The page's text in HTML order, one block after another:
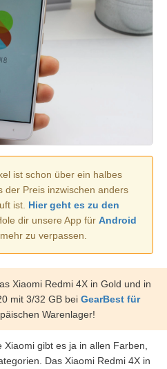
ist schon über ein halbes
der Preis inzwischen anders
ist. Hier geht es zu den
dir unsere App für Android
zu verpassen.
Xiaomi Redmi 4X in Gold und in
mit 3/32 GB bei GearBest für
Warenlager!
gibt es ja in allen Farben,
Das Xiaomi Redmi 4X in